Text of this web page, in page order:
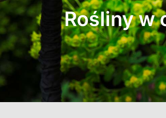
Rośliny w